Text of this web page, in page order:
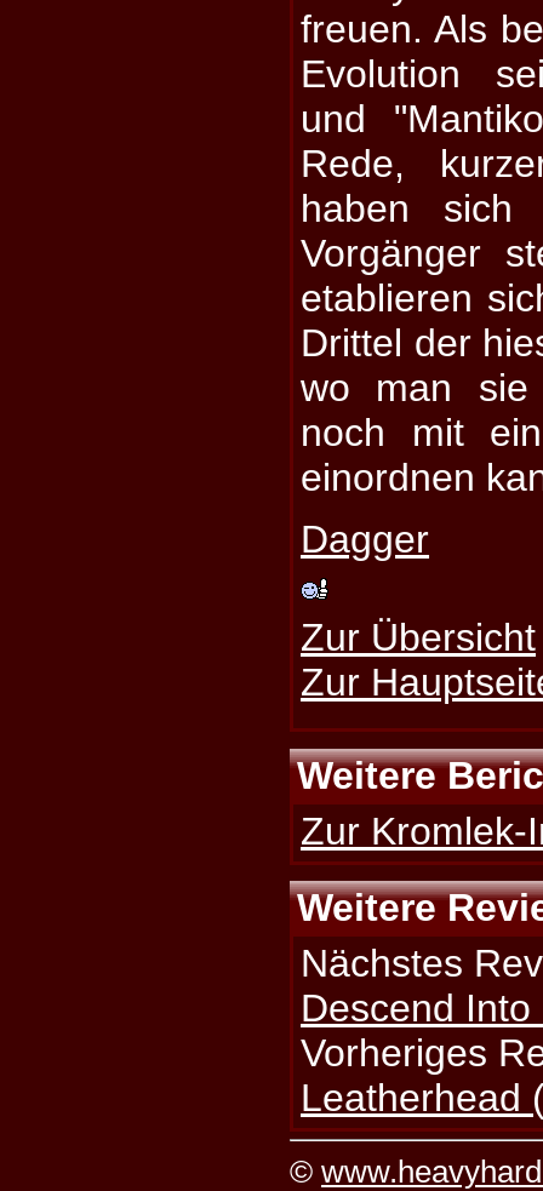
freuen. Als
Evolution
und
Rede,
haben sich
Vorgänger
etablieren
Drittel der
wo man sie
noch mit
einordnen
Dagger
Zur Übersicht
Zur
Weitere
Zur Kromlek-
Weitere
Nächstes
Descend Into
Vorheriges
Leatherhead
©